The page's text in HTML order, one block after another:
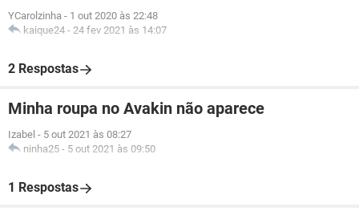
YCarolzinha - 1 out 2020 às 22:48
kaique24 - 24 fev 2021 às 14:07
2 Respostas
Minha roupa no Avakin não aparece
Izabel - 5 out 2021 às 08:27
ninha25 - 5 out 2021 às 09:50
1 Respostas